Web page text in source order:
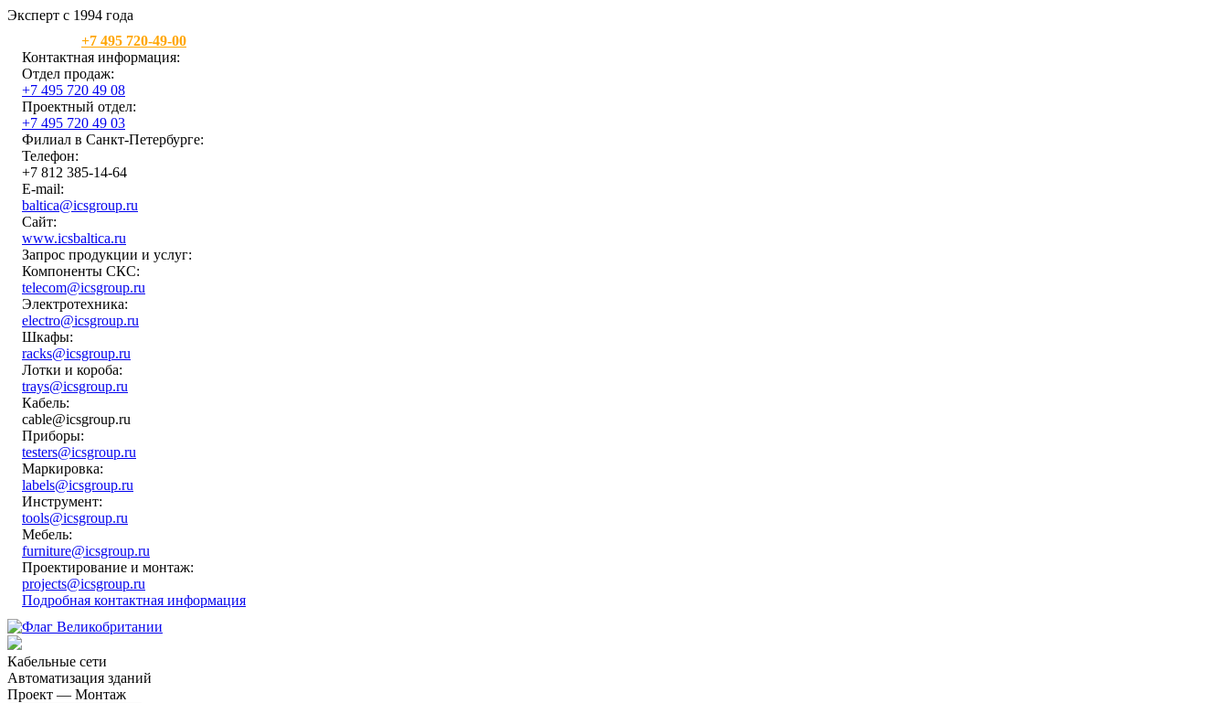
Эксперт с 1994 года
+7 495 720-49-00
Контактная информация:
Отдел продаж:
+7 495 720 49 08
Проектный отдел:
+7 495 720 49 03
Филиал в Санкт-Петербурге:
Телефон:
+7 812 385-14-64
E-mail:
baltica@icsgroup.ru
Сайт:
www.icsbaltica.ru
Запрос продукции и услуг:
Компоненты СКС:
telecom@icsgroup.ru
Электротехника:
electro@icsgroup.ru
Шкафы:
racks@icsgroup.ru
Лотки и короба:
trays@icsgroup.ru
Кабель:
cable@icsgroup.ru
Приборы:
testers@icsgroup.ru
Маркировка:
labels@icsgroup.ru
Инструмент:
tools@icsgroup.ru
Мебель:
furniture@icsgroup.ru
Проектирование и монтаж:
projects@icsgroup.ru
Подробная контактная информация
Кабельные сети
Автоматизация зданий
Проект — Монтаж